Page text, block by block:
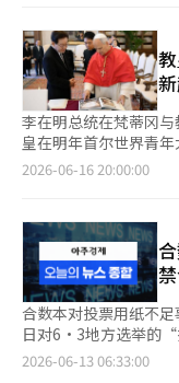
力提升为宪法级别的国
心支柱。 特别是与俄
代化的新变量。军事技
朝鲜希望通过此举增
情况下，韩国的角色
解南北紧张局势和建
进行经济合作、军事紧
资信心受到的直接冲击
遏制中国，正在加强与
大防卫预算和获取远程
国的战略关系正在逐步
析认为，东北亚实际
格局。这意味着类似
全结构在东北亚也可
民族和经济的复杂性更
来的约20天后。 16日，业界消息称，双方在此次对话中并未讨论
具体议题，而是就未来的对话
业工会三星生物制剂
行了一次约60人的部分罢工。 随后在上个月1日
2800多人参与的全面罢工。 工会自上个月6日起，持
班和休假工作的合规斗争。 晋永胜参谋长访问国军
司令部，检查化学生物
日访问国军化学生物防
合部队的官兵。 晋参谋长当天表示：“在紧急情况下，必须完成
保护国民生命免受看
与所有国家防卫要素及
化化学生物综合情况
他还补充道，必须建立
通过加强与国内外相
提升联合和联合作战的化学生物
70项新制裁，全面打
天的12日提出了上诉
导朝鲜的军事挑衅，
2024年10月左右向朝
对军人的职务命令权。
伪造作战中损失的军
人等，涉及妨碍公职
中央法院刑事合议36
部长判处30年监禁，
动，因此比特别检察官
出：“被告在担任国防
报人员的任务，同时指
的挑衅。如果联合参谋
其指示，作战可能会更
性无法排除。”※ 本报
李在明总统在梵蒂冈
皇在明年首尔世界青
和平及改善南北关系的
的代表，教皇的访问将
是2027年首尔世界青
这不仅是展示韩国地位
团结价值的平台。更值
曾与有兴植枢机主教会
总统身份直接会见教
的构想。教皇方也对
现出兴趣。教皇的平壤
2026-06-16 20:00:00
合数本对投票用纸不足事件采取出
日对6·3地方选举的“
央选举管理委员会主席
2026-06-13 06:33:00